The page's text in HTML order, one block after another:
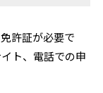
許証が必要で
ト、電話での申